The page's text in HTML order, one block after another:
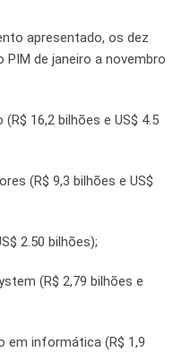
apresentado, os dez
de janeiro a novembro
16,2 bilhões e US$ 4.5
(R$ 9,3 bilhões e US$
2.50 bilhões);
(R$ 2,79 bilhões e
em informática (R$ 1,9